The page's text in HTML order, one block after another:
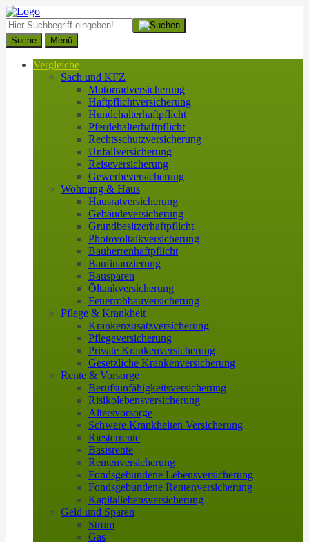
Suche Menü
Vergleiche
Sach und KFZ
Motorradversicherung
Haftpflichtversicherung
Hundehalterhaftpflicht
Pferdehalterhaftpflicht
Rechtsschutzversicherung
Unfallversicherung
Reiseversicherung
Gewerbeversicherung
Wohnung & Haus
Hausratversicherung
Gebäudeversicherung
Grundbesitzerhaftpflicht
Photovoltaikversicherung
Bauherrenhaftpflicht
Baufinanzierung
Bausparen
Öltankversicherung
Feuerrohbauversicherung
Pflege & Krankheit
Krankenzusatzversicherung
Pflegeversicherung
Private Krankenversicherung
Gesetzliche Krankenversicherung
Rente & Vorsorge
Berufs­unfähigkeitsversicherung
Risikolebensversicherung
Altersvorsorge
Schwere Krankheiten Versicherung
Riesterrente
Basisrente
Rentenversicherung
Fondsgebundene Lebensversicherung
Fondsgebundene Rentenversicherung
Kapitallebensversicherung
Geld und Sparen
Strom
Gas